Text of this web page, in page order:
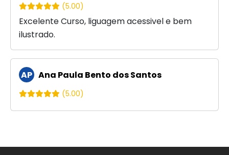
(5.00)
Excelente Curso, liguagem acessivel e bem
ilustrado.
AP Ana Paula Bento dos Santos
(5.00)